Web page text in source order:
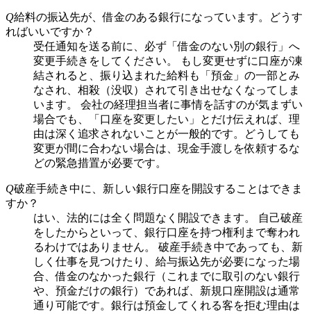
Q給料の振込先が、借金のある銀行になっています。どうす
ればいいですか？
受任通知を送る前に、必ず「借金のない別の銀行」へ
変更手続きをしてください。 もし変更せずに口座が凍
結されると、振り込まれた給料も「預金」の一部とみ
なされ、相殺（没収）されて引き出せなくなってしま
います。 会社の経理担当者に事情を話すのが気まずい
場合でも、「口座を変更したい」とだけ伝えれば、理
由は深く追求されないことが一般的です。どうしても
変更が間に合わない場合は、現金手渡しを依頼するな
どの緊急措置が必要です。
Q破産手続き中に、新しい銀行口座を開設することはできま
すか？
はい、法的には全く問題なく開設できます。 自己破産
をしたからといって、銀行口座を持つ権利まで奪われ
るわけではありません。 破産手続き中であっても、新
しく仕事を見つけたり、給与振込先が必要になった場
合、借金のなかった銀行（これまでに取引のない銀行
や、預金だけの銀行）であれば、新規口座開設は通常
通り可能です。銀行は預金してくれる客を拒む理由は